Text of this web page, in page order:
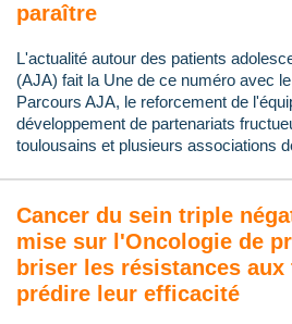
paraître
L'actualité autour des patients
(AJA) fait la Une de ce numéro avec
Parcours AJA, le reforcement de
développement de partenariats
toulousains et plusieurs associations
Cancer du sein triple
mise sur l'Oncologie de
briser les résistances
prédire leur efficacité